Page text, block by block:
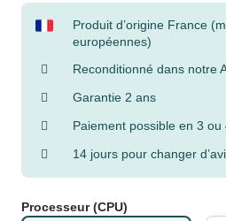
Produit d’origine France
européennes)
Reconditionné dans notre
Garantie 2 ans
Paiement possible en 3 ou
14 jours pour changer
Processeur (CPU)